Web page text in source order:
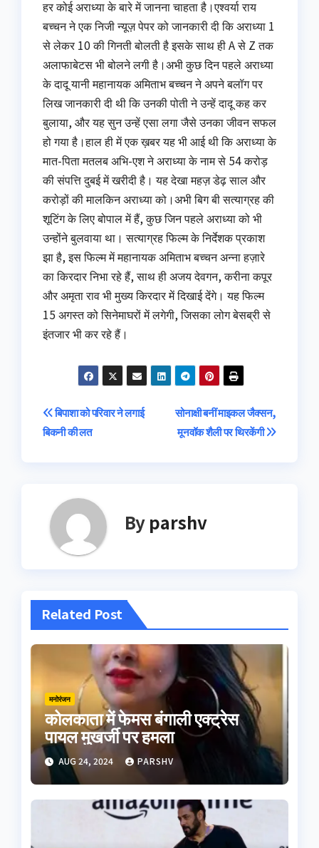
हर कोई अराध्या के बारे में जानना चाहता है।एश्वर्या राय
बच्चन ने एक निजी न्यूज़ पेपर को जानकारी दी कि अराध्या 1
से लेकर 10 की गिनती बोलती है इसके साथ ही A से Z तक
अलाफाबेटस भी बोलने लगी है।अभी कुछ दिन पहले अराध्या
के दादू यानी महानायक अमिताभ बच्चन ने अपने बलॉग पर
लिख जानकारी दी थी कि उनकी पोती ने उन्हें दादू कह कर
बुलाया, और यह सुन उन्हें एसा लगा जैसे उनका जीवन सफल
हो गया है।हाल ही में एक ख़बर यह भी आई थी कि अराध्या के
मात-पिता मतलब अभि-एश ने अराध्या के नाम से 54 करोड़
की संपत्ति दुबई में खरीदी है। यह देखा महज़ डेढ़ साल और
करोड़ों की मालकिन अराध्या को।अभी बिग बी सत्याग्रह की
शूटिंग के लिए बोपाल में हैं, कुछ जिन पहले अराध्या को भी
उन्होंने बुलवाया था। सत्याग्रह फिल्म के निर्देशक प्रकाश
झा है, इस फिल्म में महानायक अमिताभ बच्चन अन्ना हज़ारे
का किरदार निभा रहे हैं, साथ ही अजय देवगन, करीना कपूर
और अमृता राव भी मुख्य किरदार में दिखाई देंगे। यह फिल्म
15 अगस्त को सिनेमाघरों में लगेगी, जिसका लोग बेसब्री से
इंतजार भी कर रहे हैं।
Post
navigation
सोनाक्षी बनीं माइकल जैक्सन,
मूनवॉक शैली पर थिरकेंगी
बिपाशा को परिवार ने लगाई
बिकनी की लत
By parshv
Related Post
मनोरंजन
कोलकाता में फेमस बंगाली एक्ट्रेस
पायल मुखर्जी पर हमला
AUG 24, 2024 PARSHV